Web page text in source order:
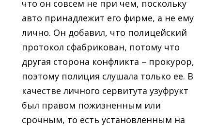
что он совсем не при чем, поскольку
авто принадлежит его фирме, а не ему
лично. Он добавил, что полицейский
протокол сфабрикован, потому что
другая сторона конфликта – прокурор,
поэтому полиция слушала только ее. В
качестве личного сервитута узуфрукт
был правом пожизненным или
срочным, то есть установленным на